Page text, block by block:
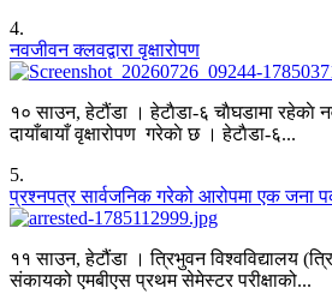
4.
नवजीवन क्लवद्वारा वृक्षारोपण
१० साउन, हेटौंडा । हेटाैडा-६ चाैघडामा
दायाँबायाँ वृक्षारोपण गरेकाे छ । हेटाैडा-६...
5.
प्रश्नपत्र सार्वजनिक गरेको आरोपमा एक जना
११ साउन, हेटौंडा । त्रिभुवन विश्वविद्यालय
संकायको एमबीएस प्रथम सेमेस्टर परीक्षाको...